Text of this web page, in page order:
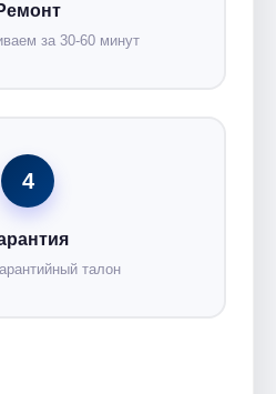
за 30-60 минут
4
талон